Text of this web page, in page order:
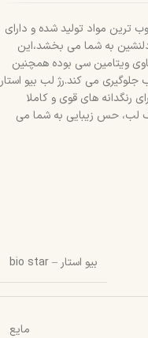
ترین مواد تولید شده و دارای
به شما می بخشد،این
ویتامین سی بوده همچنین
می کند.رژ لب بیو استار
رنگدانه های قوی و کاملا
لب، حس زیبایی به شما می
بیو استار – bio star
مایع